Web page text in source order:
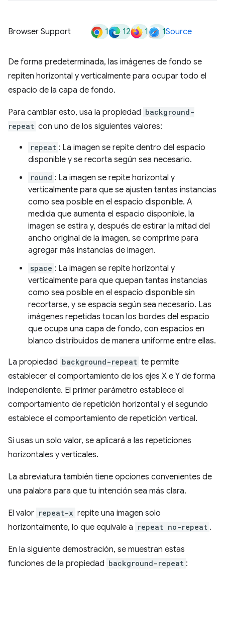
Browser Support 1 12 1 1Source
De forma predeterminada, las imágenes de fondo se
repiten horizontal y verticalmente para ocupar todo el
espacio de la capa de fondo.
Para cambiar esto, usa la propiedad background-
repeat con uno de los siguientes valores:
repeat : La imagen se repite dentro del espacio
disponible y se recorta según sea necesario.
round : La imagen se repite horizontal y
verticalmente para que se ajusten tantas instancias
como sea posible en el espacio disponible. A
medida que aumenta el espacio disponible, la
imagen se estira y, después de estirar la mitad del
ancho original de la imagen, se comprime para
agregar más instancias de imagen.
space : La imagen se repite horizontal y
verticalmente para que quepan tantas instancias
como sea posible en el espacio disponible sin
recortarse, y se espacia según sea necesario. Las
imágenes repetidas tocan los bordes del espacio
que ocupa una capa de fondo, con espacios en
blanco distribuidos de manera uniforme entre ellas.
La propiedad background-repeat te permite
establecer el comportamiento de los ejes X e Y de forma
independiente. El primer parámetro establece el
comportamiento de repetición horizontal y el segundo
establece el comportamiento de repetición vertical.
Si usas un solo valor, se aplicará a las repeticiones
horizontales y verticales.
La abreviatura también tiene opciones convenientes de
una palabra para que tu intención sea más clara.
El valor repeat-x repite una imagen solo
horizontalmente, lo que equivale a repeat no-repeat .
En la siguiente demostración, se muestran estas
funciones de la propiedad background-repeat :